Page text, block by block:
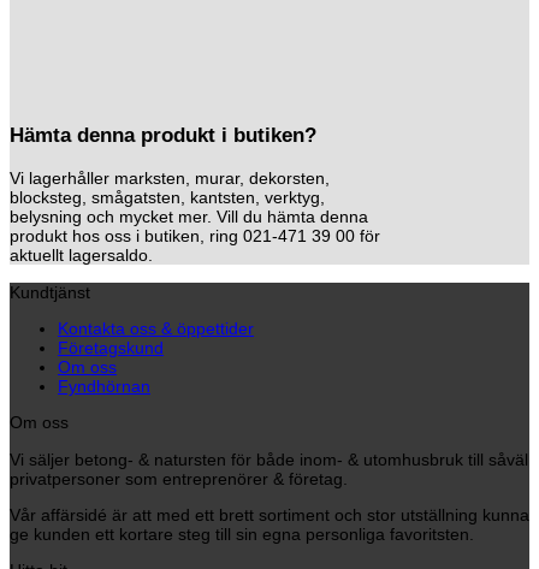
Hämta denna produkt i butiken?
Vi lagerhåller marksten, murar, dekorsten,
blocksteg, smågatsten, kantsten, verktyg,
belysning och mycket mer. Vill du hämta denna
produkt hos oss i butiken, ring 021-471 39 00 för
aktuellt lagersaldo.
Kundtjänst
Kontakta oss & öppettider
Företagskund
Om oss
Fyndhörnan
Om oss
Vi säljer betong- & natursten för både inom- & utomhusbruk till såväl
privatpersoner som entreprenörer & företag.
Vår affärsidé är att med ett brett sortiment och stor utställning kunna
ge kunden ett kortare steg till sin egna personliga favoritsten.